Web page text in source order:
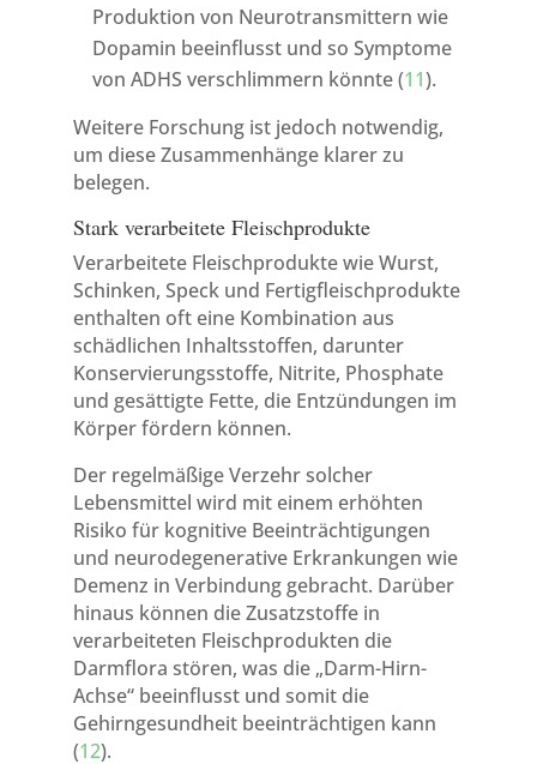
Produktion von Neurotransmittern wie
Dopamin beeinflusst und so Symptome
von ADHS verschlimmern könnte (11).
Weitere Forschung ist jedoch notwendig,
um diese Zusammenhänge klarer zu
belegen.
Stark verarbeitete Fleischprodukte
Verarbeitete Fleischprodukte wie Wurst,
Schinken, Speck und Fertigfleischprodukte
enthalten oft eine Kombination aus
schädlichen Inhaltsstoffen, darunter
Konservierungsstoffe, Nitrite, Phosphate
und gesättigte Fette, die Entzündungen im
Körper fördern können.
Der regelmäßige Verzehr solcher
Lebensmittel wird mit einem erhöhten
Risiko für kognitive Beeinträchtigungen
und neurodegenerative Erkrankungen wie
Demenz in Verbindung gebracht. Darüber
hinaus können die Zusatzstoffe in
verarbeiteten Fleischprodukten die
Darmflora stören, was die „Darm-Hirn-
Achse“ beeinflusst und somit die
Gehirngesundheit beeinträchtigen kann
(12).